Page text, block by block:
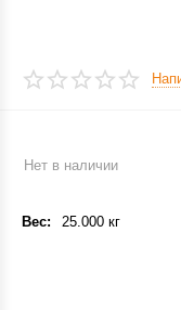
Нет в наличии
Вес: 25.000 кг